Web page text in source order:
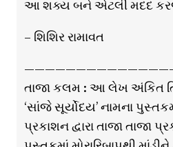
આ શક્ય બને એટલી મદદ
– શિશિર રામાવત
તાજા કલમ : આ લેખ અંકિત
‘સાંજે સૂર્યોદય’ નામના
પ્રકાશન દ્વારા તાજા તાજા